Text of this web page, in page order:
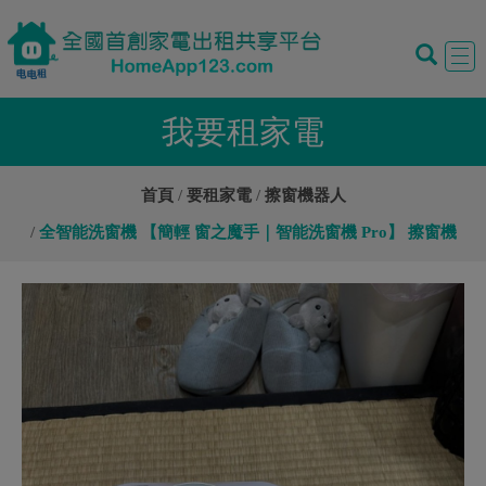
我要租家電
首頁 要租家電 擦窗機器人
全智能洗窗機 【簡輕 窗之魔手｜智能洗窗機 Pro】 擦窗機